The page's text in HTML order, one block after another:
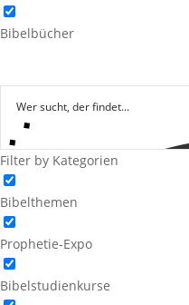
Bibelbücher
Filter by Kategorien
Bibelthemen
Prophetie-Expo
Bibelstudienkurse